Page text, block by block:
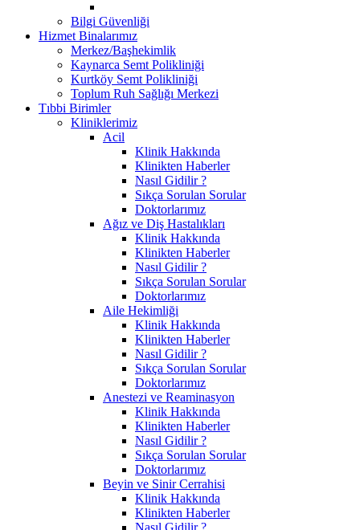
Bilgi Güvenliği
Hizmet Binalarımız
Merkez/Başhekimlik
Kaynarca Semt Polikliniği
Kurtköy Semt Polikliniği
Toplum Ruh Sağlığı Merkezi
Tıbbi Birimler
Kliniklerimiz
Acil
Klinik Hakkında
Klinikten Haberler
Nasıl Gidilir ?
Sıkça Sorulan Sorular
Doktorlarımız
Ağız ve Diş Hastalıkları
Klinik Hakkında
Klinikten Haberler
Nasıl Gidilir ?
Sıkça Sorulan Sorular
Doktorlarımız
Aile Hekimliği
Klinik Hakkında
Klinikten Haberler
Nasıl Gidilir ?
Sıkça Sorulan Sorular
Doktorlarımız
Anestezi ve Reaminasyon
Klinik Hakkında
Klinikten Haberler
Nasıl Gidilir ?
Sıkça Sorulan Sorular
Doktorlarımız
Beyin ve Sinir Cerrahisi
Klinik Hakkında
Klinikten Haberler
Nasıl Gidilir ?